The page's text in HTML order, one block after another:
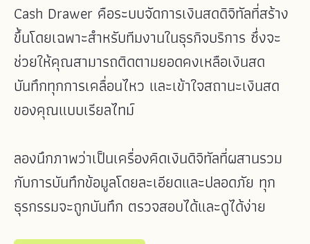
Cash Drawer คือระบบจัดการเงินสดดิจิทัลที่สร้าง
ขึ้นโดยเฉพาะสำหรับทีมงานในธุรกิจบริการ ซึ่งจะ
ช่วยให้คุณสามารถติดตามยอดคงเหลือเงินสด
บันทึกทุกการเคลื่อนไหว และเข้าใจสถานะเงินสด
ของคุณแบบเรียลไทม์
ลองนึกภาพว่าเป็นเครื่องคิดเงินดิจิทัลที่ผสานรวม
กับการบันทึกข้อมูลโดยละเอียดและปลอดภัย ทุก
ธุรกรรมจะถูกบันทึก ตรวจสอบได้และดูได้ง่าย